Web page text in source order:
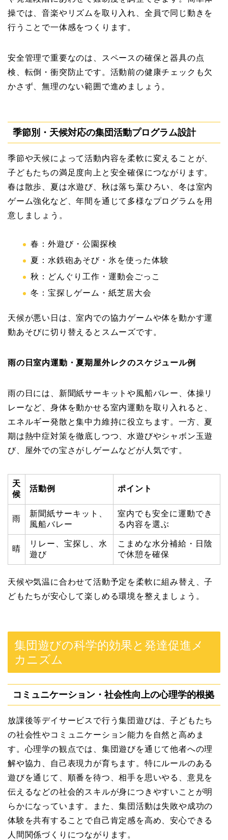
操では、音楽やリズムを取り入れ、全員で同じ動きを
行うことで一体感をつくります。
安全管理で重要なのは、スペースの確保と器具の点
検、転倒・衝突防止です。活動前の健康チェックも欠
かさず、無理のない範囲で進めましょう。
季節別・天候対応の集団活動プログラム設計
季節や天候によって活動内容を柔軟に変えることが、
子どもたちの満足度向上と安全確保につながります。
春は散歩、夏は水遊び、秋は落ち葉ひろい、冬は室内
ゲーム強化など、年間を通じて多様なプログラムを用
意しましょう。
春：外遊び・公園探検
夏：水鉄砲あそび・氷を使った体験
秋：どんぐり工作・運動会ごっこ
冬：宝探しゲーム・紙芝居大会
天候が悪い日は、室内での協力ゲームや体を動かす運
動あそびに切り替えるとスムーズです。
雨の日室内運動・夏期屋外レクのスケジュール例
雨の日には、新聞紙サーキットや風船バレー、体操リ
レーなど、身体を動かせる室内運動を取り入れると、
エネルギー発散と集中力維持に役立ちます。一方、夏
期は熱中症対策を徹底しつつ、水遊びやシャボン玉遊
び、屋外での宝さがしゲームなどが人気です。
天
候
活動例 ポイント
雨
新聞紙サーキット、
風船バレー
室内でも安全に運動でき
る内容を選ぶ
晴
リレー、宝探し、水
遊び
こまめな水分補給・日陰
で休憩を確保
天候や気温に合わせて活動予定を柔軟に組み替え、子
どもたちが安心して楽しめる環境を整えましょう。
集団遊びの科学的効果と発達促進メ
カニズム
コミュニケーション・社会性向上の心理学的根拠
放課後等デイサービスで行う集団遊びは、子どもたち
の社会性やコミュニケーション能力を自然と高めま
す。心理学の観点では、集団遊びを通じて他者への理
解や協力、自己表現力が育ちます。特にルールのある
遊びを通じて、順番を待つ、相手を思いやる、意見を
伝えるなどの社会的スキルが身につきやすいことが明
らかになっています。また、集団活動は失敗や成功の
体験を共有することで自己肯定感を高め、安心できる
人間関係づくりにつながります。